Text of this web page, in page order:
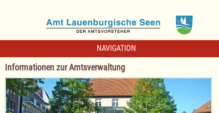
NAVIGATION
Informationen zur Amtsverwaltung